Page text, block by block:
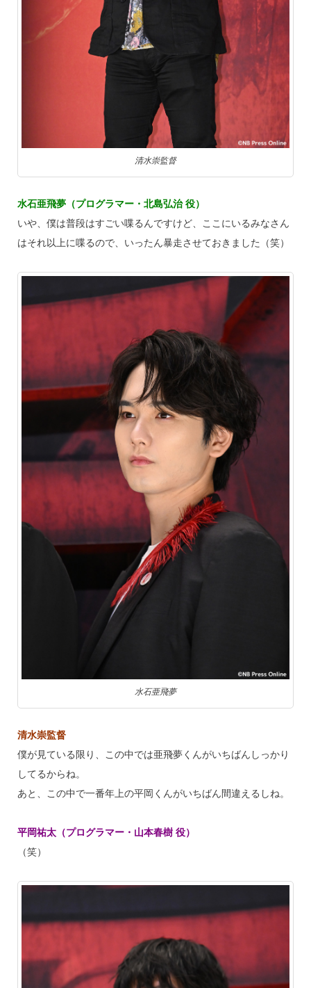
清水崇監督
水石亜飛夢（プログラマー・北島弘治 役）
いや、僕は普段はすごい喋るんですけど、ここにいるみなさん
はそれ以上に喋るので、いったん暴走させておきました（笑）
水石亜飛夢
清水崇監督
僕が見ている限り、この中では亜飛夢くんがいちばんしっかり
してるからね。
あと、この中で一番年上の平岡くんがいちばん間違えるしね。
平岡祐太（プログラマー・山本春樹 役）
（笑）